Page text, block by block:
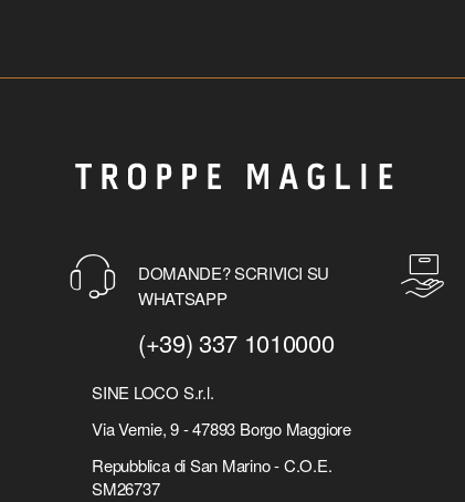
DOMANDE? SCRIVICI SU
WHATSAPP
(+39) 337 1010000
SINE LOCO S.r.l.
Via Vernie, 9 - 47893 Borgo Maggiore
Repubblica di San Marino - C.O.E.
SM26737